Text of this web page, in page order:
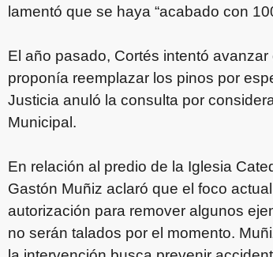
lamentó que se haya “acabado con
El año pasado, Cortés intentó
proponía reemplazar los pinos por
Justicia anuló la consulta por
Municipal.
En relación al predio de la Iglesia
Gastón Muñiz aclaró que el foco
autorización para remover algunos
no serán talados por el momento.